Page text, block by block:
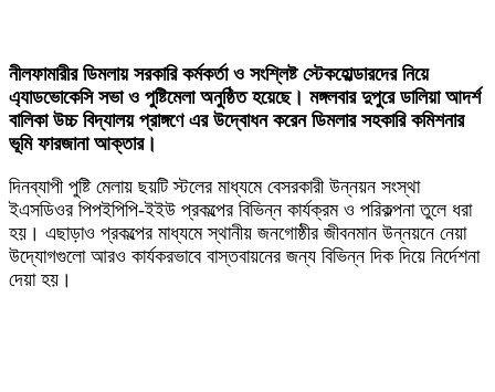
নীলফামারীর ডিমলায় সরকারি কর্মকর্তা ও সংশ্লিষ্ট স্টেকহোল্ডারদের নিয়ে
এ্যাডভোকেসি সভা ও পুষ্টিমেলা অনুষ্ঠিত হয়েছে। মঙ্গলবার দুপুরে ডালিয়া আদর্শ
বালিকা উচ্চ বিদ্যালয় প্রাঙ্গণে এর উদ্বোধন করেন ডিমলার সহকারি কমিশনার
ভূমি ফারজানা আক্তার।
দিনব্যাপী পুষ্টি মেলায় ছয়টি স্টলের মাধ্যমে বেসরকারী উন্নয়ন সংস্থা
ইএসডিওর পিপইপিপি-ইইউ প্রকল্পের বিভিন্ন কার্যক্রম ও পরিকল্পনা তুলে ধরা
হয়। এছাড়াও প্রকল্পের মাধ্যমে স্থানীয় জনগোষ্ঠীর জীবনমান উন্নয়নে নেয়া
উদ্যোগগুলো আরও কার্যকরভাবে বাস্তবায়নের জন্য বিভিন্ন দিক দিয়ে নির্দেশনা
দেয়া হয়।